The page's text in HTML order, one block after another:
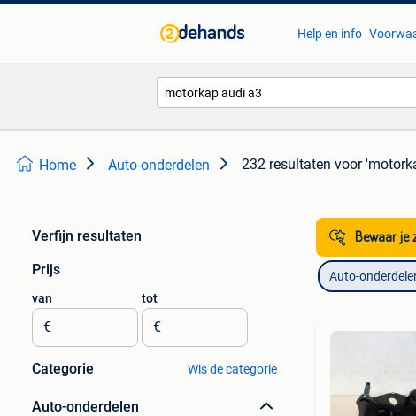
Help en info
Home Auto-onderdelen 232 resultaten voor
Verfijn resultaten
Prijs
van
€
tot
€
Categorie Wis de categorie
Auto-onderdelen
Bewaar je
Auto-